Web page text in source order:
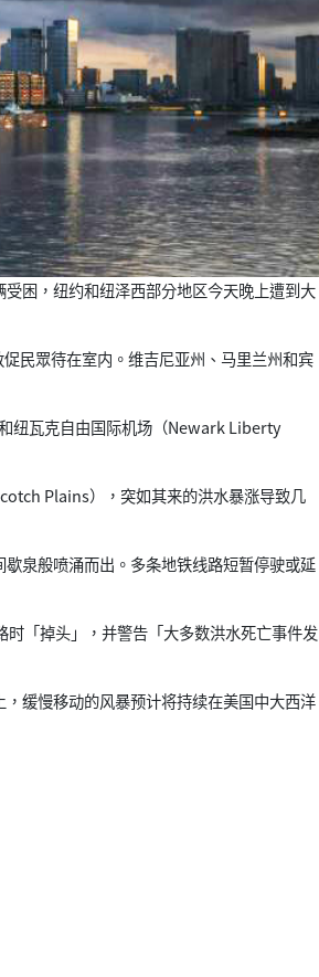
困，纽约和纽泽西部分地区今天晚上遭到大
民眾待在室内。维吉尼亚州、马里兰州和宾
纽瓦克自由国际机场（Newark Liberty
Plains），突如其来的洪水暴涨导致几
泉般喷涌而出。多条地铁线路短暂停驶或延
「掉头」，并警告「大多数洪水死亡事件发
缓慢移动的风暴预计将持续在美国中大西洋